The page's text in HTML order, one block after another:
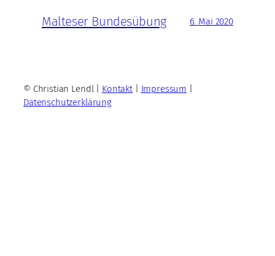
Malteser Bundesübung 6. Mai 2020
© Christian Lendl | Kontakt| Impressum
Datenschutzerklärung